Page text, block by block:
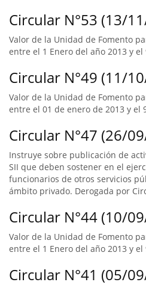
Circular N°53 (13/
Valor de la Unidad de Fomento
entre el 1 Enero del año 2013 y
Circular N°49 (11/
Valor de la Unidad de Fomento
entre el 01 de enero de 2013 y el
Circular N°47 (26/
Instruye sobre publicación de
SII que deben sostener en el
funcionarios de otros servicios
ámbito privado. Derogada por
Circular N°44 (10/
Valor de la Unidad de Fomento
entre el 1 Enero del año 2013 y
Circular N°41 (05/